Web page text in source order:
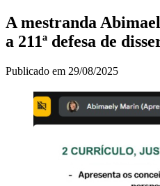
A mestranda
a 211ª defesa de
Publicado em 29/08/2025